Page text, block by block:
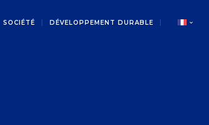
SOCIÉTÉ
DÉVELOPPEMENT DURABLE